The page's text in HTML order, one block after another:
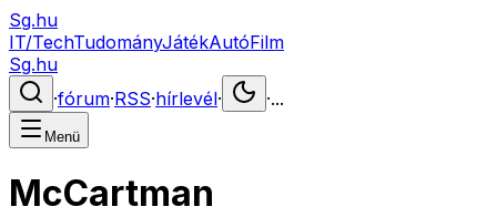
Sg.hu
IT/TechTudományJátékAutóFilm
Sg.hu
·fórum·RSS·hírlevél· ·...
Menü
McCartman